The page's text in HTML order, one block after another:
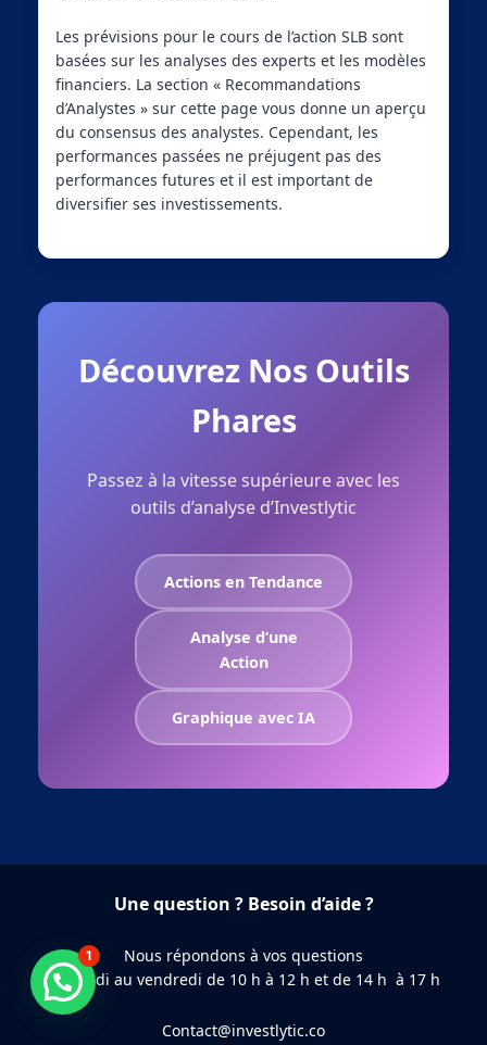
Les prévisions pour le cours de l’action SLB sont
basées sur les analyses des experts et les modèles
financiers. La section « Recommandations
d’Analystes » sur cette page vous donne un aperçu
du consensus des analystes. Cependant, les
performances passées ne préjugent pas des
performances futures et il est important de
diversifier ses investissements.
Découvrez Nos Outils
Phares
Passez à la vitesse supérieure avec les
outils d’analyse d’Investlytic
Actions en Tendance
Analyse d’une
Action
Graphique avec IA
Une question ? Besoin d’aide ?
Nous répondons à vos questions
du lundi au vendredi de 10 h à 12 h et de 14 h à 17 h
Contact@investlytic.co
Besoin d'aide ?
1